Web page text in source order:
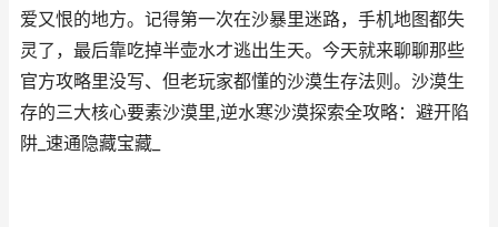
爱又恨的地方。记得第一次在沙暴里迷路，手机地图都失
灵了，最后靠吃掉半壶水才逃出生天。今天就来聊聊那些
官方攻略里没写、但老玩家都懂的沙漠生存法则。沙漠生
存的三大核心要素沙漠里,逆水寒沙漠探索全攻略：避开陷
阱_速通隐藏宝藏_